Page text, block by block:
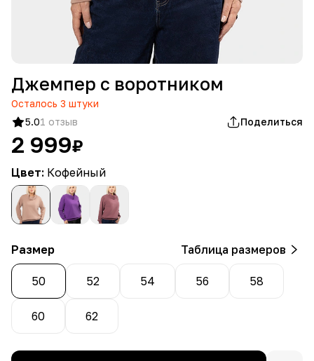
Джемпер с воротником
Осталось 3 штуки
5.01 отзыв Поделиться
2 999₽
Цвет: Кофейный
Размер Таблица размеров
50 52 54 56 58
60 62